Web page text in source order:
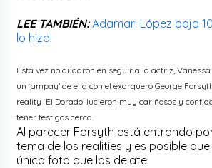
LEE TAMBIÉN: Adamari López baja
lo hizo!
Esta vez no dudaron en seguir a la actriz,
un ‘ampay’ de ella con el exarquero George
reality ‘El Dorado’ lucieron muy cariñosos y
tener testigos cerca.
Al parecer Forsyth está entrando
tema de los realities y es posible
única foto que los delate.